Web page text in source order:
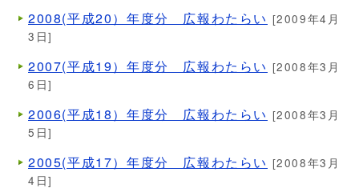
2008(平成20）年度分 広報わたらい [2009年4月
3日]
2007(平成19）年度分 広報わたらい [2008年3月
6日]
2006(平成18）年度分 広報わたらい [2008年3月
5日]
2005(平成17）年度分 広報わたらい [2008年3月
4日]